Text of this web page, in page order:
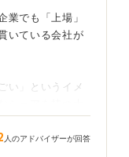
業でも「上場」
いている会社が
い」というイメ
シェアを持つ大
人のアドバイザーが回答